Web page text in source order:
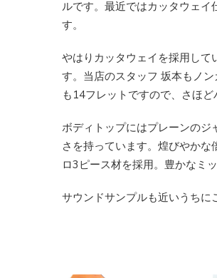
ルです。最近ではカッタウェ
す。
やはりカッタウェイを採用し
す。当店のスタッフ 坂本もノ
も14フレットですので、さほ
ボディトップにはプレーンのジ
さを持っています。煌びやか
ロ3ピース材を採用。豊かなミ
サウンドサンプルも近いうちに